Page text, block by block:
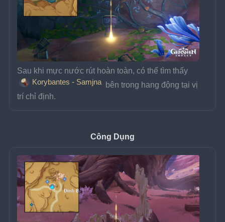
Sau khi mực nước rút hoàn toàn, có thể tìm thấy
Korybantes - Samjna bên trong hang động tại vị
trí chỉ định.
Công Dụng